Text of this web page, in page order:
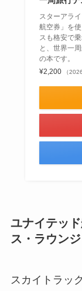
スターアラ
航空券」を
スも格安で
と、世界一
の本です。
¥2,200
（
ユナイテッ
ス・ラウン
スカイトラッ